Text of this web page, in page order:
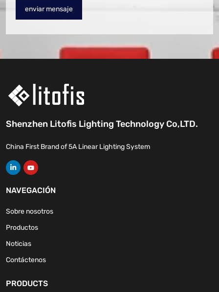
enviar mensaje
Shenzhen Litofis Lighting Technology Co,LTD.
China First Brand of 5A Linear Lighting System
NAVEGACIÓN
Sobre nosotros
Productos
Noticias
Contáctenos
PRODUCTS